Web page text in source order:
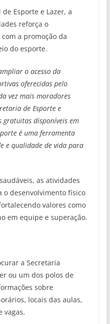
Esporte e Lazer, a
reforça o
a promoção da
do esporte.
o acesso da
oferecidas pelo
vez mais moradores
de Esporte e
disponíveis em
é uma ferramenta
e qualidade de vida para
as atividades
desenvolvimento físico
valores como
em equipe e superação.
a Secretaria
ou um dos polos de
sobre
locais das aulas,
vagas.